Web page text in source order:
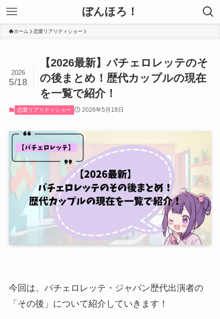
ぼんほろ！
ホーム 恋愛リアリティショー
【2026最新】バチェロレッテのそ
の後まとめ！歴代カップルの現在
を一覧で紹介！
2026
5/18
恋愛リアリティショー 2026年5月18日
今回は、バチェロレッテ・ジャパン歴代出演者の
「その後」について紹介していきます！